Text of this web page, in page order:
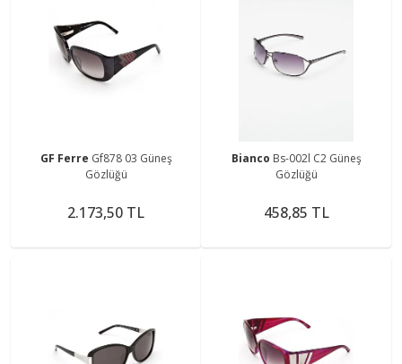
GF Ferre Gf878 03 Güneş
Gözlüğü
2.173,50 TL
Bianco Bs-002l C2 Güneş
Gözlüğü
458,85 TL